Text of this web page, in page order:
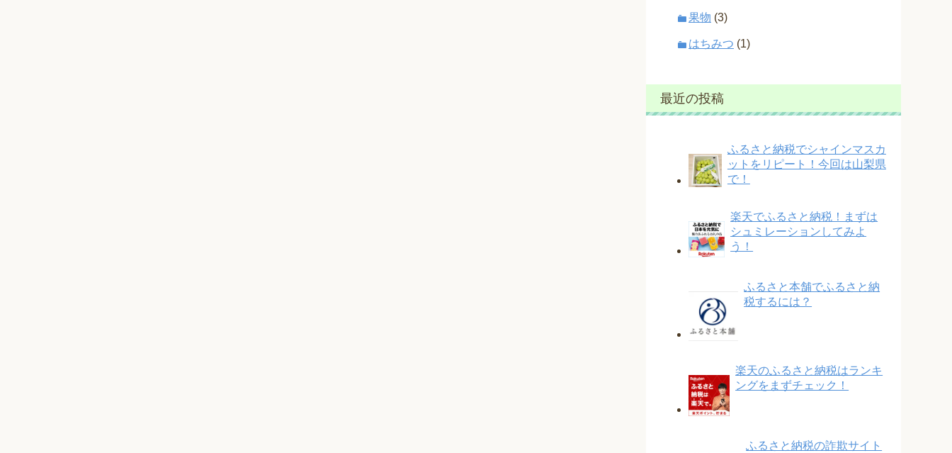
果物 (3)
はちみつ (1)
最近の投稿
ふるさと納税でシャインマスカ
ットをリピート！今回は山梨県
で！
楽天でふるさと納税！まずは
シュミレーションしてみよ
う！
ふるさと本舗でふるさと納
税するには？
楽天のふるさと納税はランキ
ングをまずチェック！
ふるさと納税の詐欺サイト